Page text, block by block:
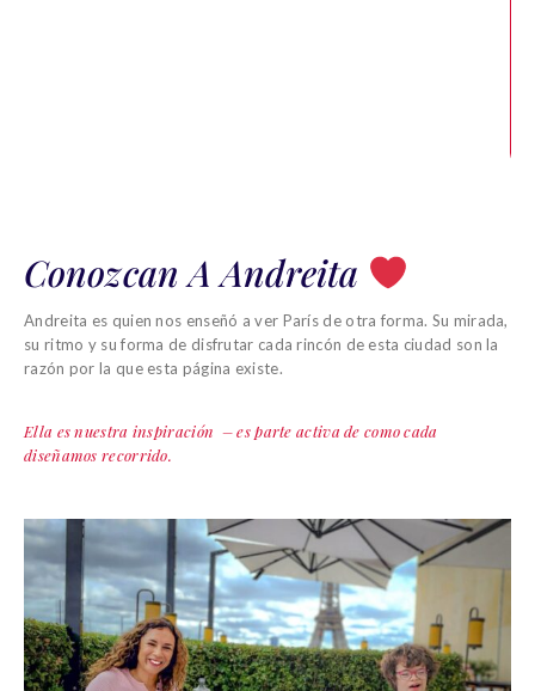
Conozcan A Andreita
Andreita es quien nos enseñó a ver París de otra forma. Su mirada,
su ritmo y su forma de disfrutar cada rincón de esta ciudad son la
razón por la que esta página existe.
Ella es nuestra inspiración – es parte activa de como cada
diseñamos recorrido.